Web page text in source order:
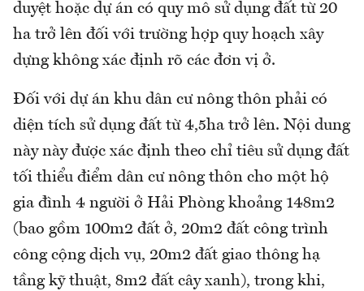
duyệt hoặc dự án có quy mô sử dụng đất từ 20
ha trở lên đối với trường hợp quy hoạch xây
dựng không xác định rõ các đơn vị ở.
Đối với dự án khu dân cư nông thôn phải có
diện tích sử dụng đất từ 4,5ha trở lên. Nội dung
này này được xác định theo chỉ tiêu sử dụng đất
tối thiểu điểm dân cư nông thôn cho một hộ
gia đình 4 người ở Hải Phòng khoảng 148m2
(bao gồm 100m2 đất ở, 20m2 đất công trình
công cộng dịch vụ, 20m2 đất giao thông hạ
tầng kỹ thuật, 8m2 đất cây xanh), trong khi,